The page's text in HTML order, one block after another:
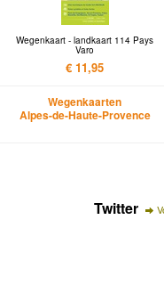
Wegenkaart - landkaart 114 Pays
Varo
€ 11,95
Wegenkaarten
Alpes-de-Haute-Provence
Twitter